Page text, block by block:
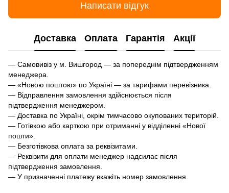
Написати відгук
Доставка Оплата Гарантія Акції
— Самовивіз у м. Вишгород — за попереднім підтвердженням
менеджера.
— «Новою поштою» по Україні — за тарифами перевізника.
— Відправлення замовлення здійснюється після
підтвердження менеджером.
— Доставка по Україні, окрім тимчасово окупованих територій.
— Готівкою або карткою при отриманні у відділенні «Нової
пошти».
— Безготівкова оплата за реквізитами.
— Реквізити для оплати менеджер надсилає після
підтвердження замовлення.
— У призначенні платежу вкажіть номер замовлення.